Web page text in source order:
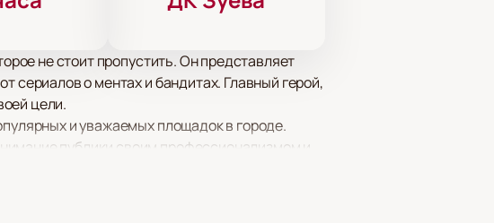
не стоит пропустить. Он представляет
сериалов о ментах и бандитах. Главный герой,
цели.
и уважаемых площадок в городе.
публики своим профессионализмом и